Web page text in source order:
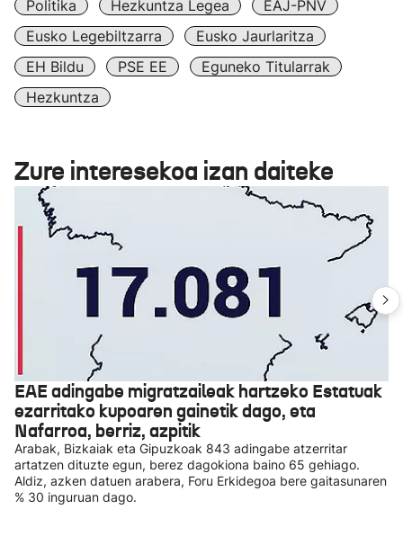
Politika Hezkuntza Legea
EAJ-PNV
Eusko Legebiltzarra
Eusko Jaurlaritza
EH Bildu
PSE EE
Eguneko Titularrak
Hezkuntza
Zure interesekoa izan daiteke
EAE adingabe migratzaileak hartzeko Estatuak
ezarritako kupoaren gainetik dago, eta
Nafarroa, berriz, azpitik
Arabak, Bizkaiak eta Gipuzkoak 843 adingabe atzerritar
artatzen dituzte egun, berez dagokiona baino 65 gehiago.
Aldiz, azken datuen arabera, Foru Erkidegoa bere gaitasunaren
% 30 inguruan dago.